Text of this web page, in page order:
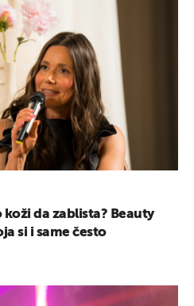
da zablista? Beauty
si i same često